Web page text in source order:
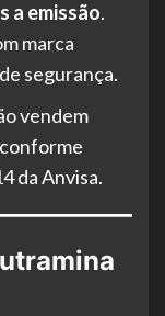
a emissão.
marca
segurança.
vendem
da Anvisa.